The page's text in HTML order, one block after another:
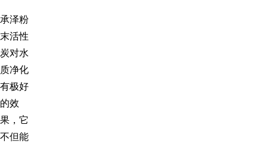
承泽粉
末活性
炭对水
质净化
有极好
的效
果，它
不但能